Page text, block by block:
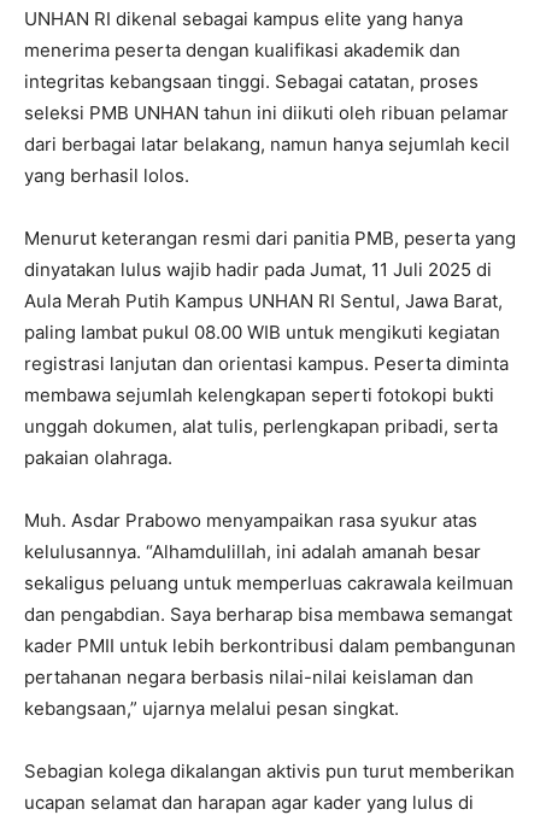
UNHAN RI dikenal sebagai kampus elite yang hanya
menerima peserta dengan kualifikasi akademik dan
integritas kebangsaan tinggi. Sebagai catatan, proses
seleksi PMB UNHAN tahun ini diikuti oleh ribuan pelamar
dari berbagai latar belakang, namun hanya sejumlah kecil
yang berhasil lolos.
Menurut keterangan resmi dari panitia PMB, peserta yang
dinyatakan lulus wajib hadir pada Jumat, 11 Juli 2025 di
Aula Merah Putih Kampus UNHAN RI Sentul, Jawa Barat,
paling lambat pukul 08.00 WIB untuk mengikuti kegiatan
registrasi lanjutan dan orientasi kampus. Peserta diminta
membawa sejumlah kelengkapan seperti fotokopi bukti
unggah dokumen, alat tulis, perlengkapan pribadi, serta
pakaian olahraga.
Muh. Asdar Prabowo menyampaikan rasa syukur atas
kelulusannya. “Alhamdulillah, ini adalah amanah besar
sekaligus peluang untuk memperluas cakrawala keilmuan
dan pengabdian. Saya berharap bisa membawa semangat
kader PMII untuk lebih berkontribusi dalam pembangunan
pertahanan negara berbasis nilai-nilai keislaman dan
kebangsaan,” ujarnya melalui pesan singkat.
Sebagian kolega dikalangan aktivis pun turut memberikan
ucapan selamat dan harapan agar kader yang lulus di